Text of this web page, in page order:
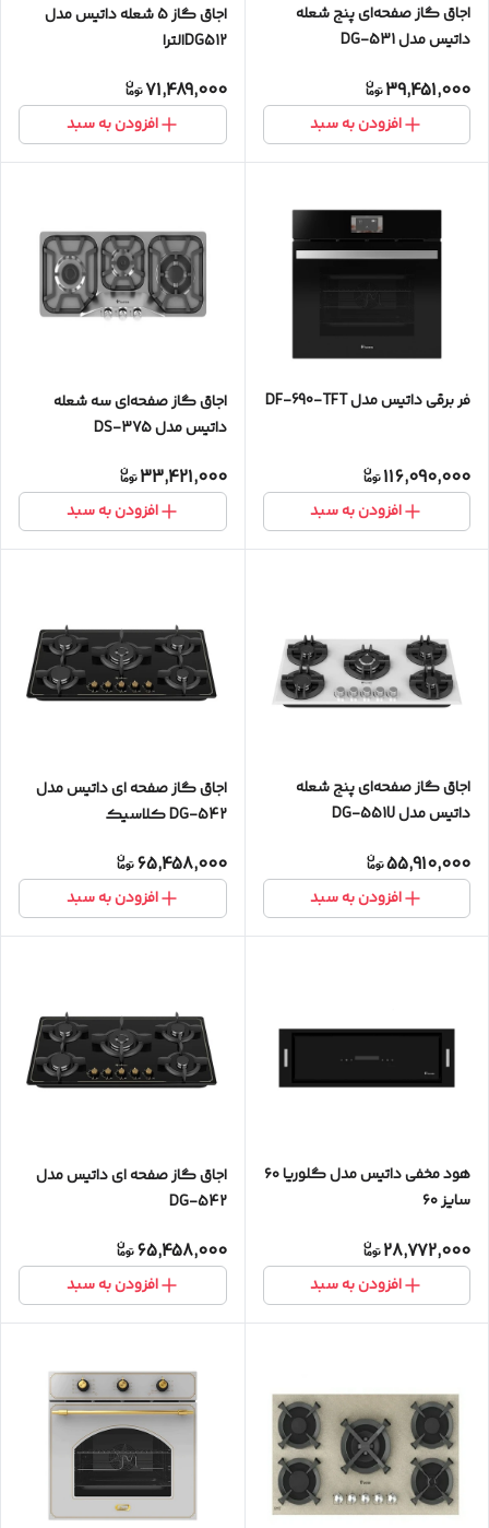
اجاق گاز صفحه‌ای پنج شعله
داتیس مدل DG-531
39,451,000
افزودن به سبد
اجاق گاز 5 شعله داتیس مدل
DG512الترا
71,489,000
افزودن به سبد
فر برقی داتیس مدل DF-690-TFT
116,090,000
افزودن به سبد
اجاق گاز صفحه‌ای سه شعله
داتیس مدل DS-375
33,421,000
افزودن به سبد
اجاق گاز صفحه‌ای پنج شعله
داتیس مدل DG-551U
55,910,000
افزودن به سبد
اجاق گاز صفحه ای داتیس مدل
DG-542 كلاسيك
65,458,000
افزودن به سبد
هود مخفی داتیس مدل گلوریا ۶۰
سایز ۶۰
28,772,000
افزودن به سبد
اجاق گاز صفحه ای داتیس مدل
DG-542
65,458,000
افزودن به سبد